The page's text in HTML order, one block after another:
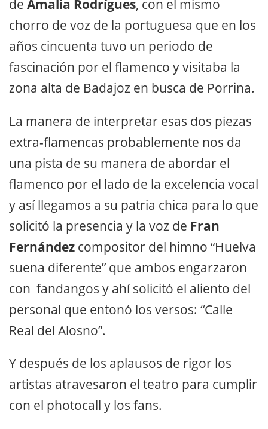
de Amalia Rodrígues, con el mismo
chorro de voz de la portuguesa que en los
años cincuenta tuvo un periodo de
fascinación por el flamenco y visitaba la
zona alta de Badajoz en busca de Porrina.
La manera de interpretar esas dos piezas
extra-flamencas probablemente nos da
una pista de su manera de abordar el
flamenco por el lado de la excelencia vocal
y así llegamos a su patria chica para lo que
solicitó la presencia y la voz de Fran
Fernández compositor del himno “Huelva
suena diferente” que ambos engarzaron
con fandangos y ahí solicitó el aliento del
personal que entonó los versos: “Calle
Real del Alosno”.
Y después de los aplausos de rigor los
artistas atravesaron el teatro para cumplir
con el photocall y los fans.